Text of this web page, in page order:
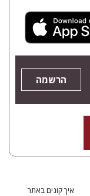
הרשמה
איך קונים באתר